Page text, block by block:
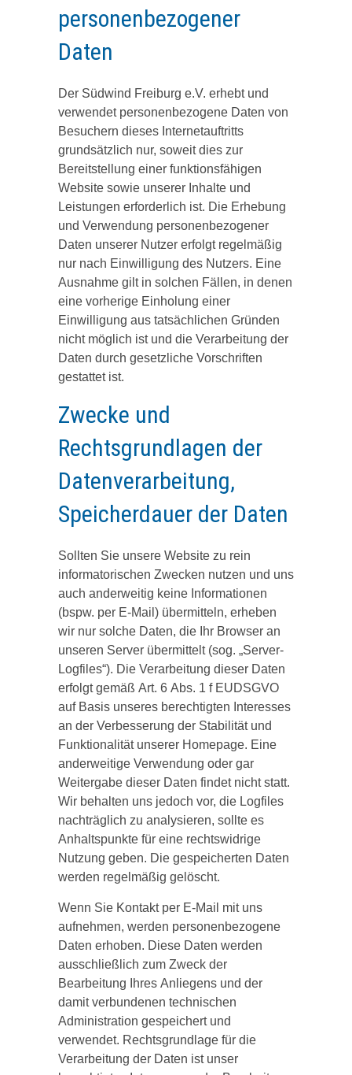
personenbezogener
Daten
Der Südwind Freiburg e.V. erhebt und
verwendet personenbezogene Daten von
Besuchern dieses Internetauftritts
grundsätzlich nur, soweit dies zur
Bereitstellung einer funktionsfähigen
Website sowie unserer Inhalte und
Leistungen erforderlich ist. Die Erhebung
und Verwendung personenbezogener
Daten unserer Nutzer erfolgt regelmäßig
nur nach Einwilligung des Nutzers. Eine
Ausnahme gilt in solchen Fällen, in denen
eine vorherige Einholung einer
Einwilligung aus tatsächlichen Gründen
nicht möglich ist und die Verarbeitung der
Daten durch gesetzliche Vorschriften
gestattet ist.
Zwecke und
Rechtsgrundlagen der
Datenverarbeitung,
Speicherdauer der Daten
Sollten Sie unsere Website zu rein
informatorischen Zwecken nutzen und uns
auch anderweitig keine Informationen
(bspw. per E-Mail) übermitteln, erheben
wir nur solche Daten, die Ihr Browser an
unseren Server übermittelt (sog. „Server-
Logfiles“). Die Verarbeitung dieser Daten
erfolgt gemäß Art. 6 Abs. 1 f EUDSGVO
auf Basis unseres berechtigten Interesses
an der Verbesserung der Stabilität und
Funktionalität unserer Homepage. Eine
anderweitige Verwendung oder gar
Weitergabe dieser Daten findet nicht statt.
Wir behalten uns jedoch vor, die Logfiles
nachträglich zu analysieren, sollte es
Anhaltspunkte für eine rechtswidrige
Nutzung geben. Die gespeicherten Daten
werden regelmäßig gelöscht.
Wenn Sie Kontakt per E-Mail mit uns
aufnehmen, werden personenbezogene
Daten erhoben. Diese Daten werden
ausschließlich zum Zweck der
Bearbeitung Ihres Anliegens und der
damit verbundenen technischen
Administration gespeichert und
verwendet. Rechtsgrundlage für die
Verarbeitung der Daten ist unser